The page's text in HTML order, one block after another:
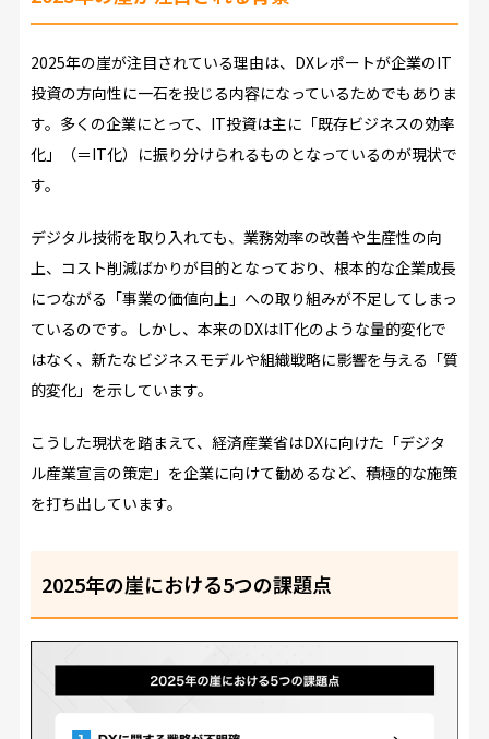
2025年の崖が注目されている理由は、DXレポートが企業のIT
投資の方向性に一石を投じる内容になっているためでもありま
す。多くの企業にとって、IT投資は主に「既存ビジネスの効率
化」（＝IT化）に振り分けられるものとなっているのが現状で
す。
デジタル技術を取り入れても、業務効率の改善や生産性の向
上、コスト削減ばかりが目的となっており、根本的な企業成長
につながる「事業の価値向上」への取り組みが不足してしまっ
ているのです。しかし、本来のDXはIT化のような量的変化で
はなく、新たなビジネスモデルや組織戦略に影響を与える「質
的変化」を示しています。
こうした現状を踏まえて、経済産業省はDXに向けた「デジタ
ル産業宣言の策定」を企業に向けて勧めるなど、積極的な施策
を打ち出しています。
2025年の崖における5つの課題点